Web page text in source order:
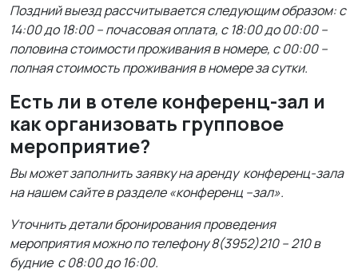
Поздний выезд рассчитывается следующим образом: с
14:00 до 18:00 – почасовая оплата, с 18:00 до 00:00 –
половина стоимости проживания в номере, с 00:00 –
полная стоимость проживания в номере за сутки.
Есть ли в отеле конференц-зал и
как организовать групповое
мероприятие?
Вы может заполнить заявку на аренду конференц-зала
на нашем сайте в разделе «конференц –зал».
Уточнить детали бронирования проведения
мероприятия можно по телефону 8(3952)210 – 210 в
будние с 08:00 до 16:00.